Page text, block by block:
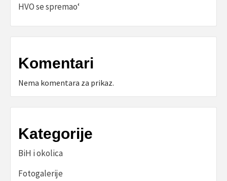
HVO se spremao‘
Komentari
Nema komentara za prikaz.
Kategorije
BiH i okolica
Fotogalerije